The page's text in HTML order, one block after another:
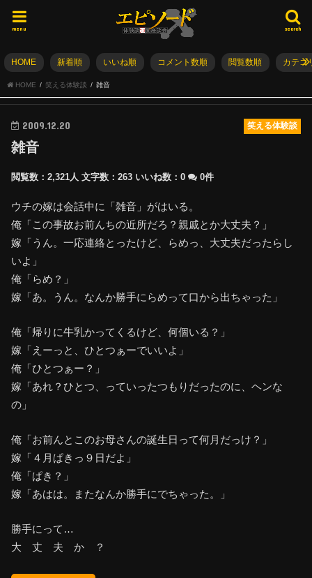
search
menu
HOME 新着順 いいね順 コメント数順 閲覧数順 カテゴ
HOME 笑える体験談 雑音
笑える体験談
2009.12.20
雑音
閲覧数：2,321人 文字数：263 いいね数：0 0件
ウチの嫁は会話中に「雑音」がはいる。
俺「この事故お前んちの近所だろ？親戚とか大丈夫？」
嫁「うん。一応連絡とったけど、らめっ、大丈夫だったらし
いよ」
俺「らめ？」
嫁「あ。うん。なんか勝手にらめって口から出ちゃった」
俺「帰りに牛乳かってくるけど、何個いる？」
嫁「えーっと、ひとつぁーでいいよ」
俺「ひとつぁー？」
嫁「あれ？ひとつ、っていったつもりだったのに、ヘンな
の」
俺「お前んとこのお母さんの誕生日って何月だっけ？」
嫁「４月ぱきっ９日だよ」
俺「ぱき？」
嫁「あはは。またなんか勝手にでちゃった。」
勝手にって…
大 丈 夫 か ？